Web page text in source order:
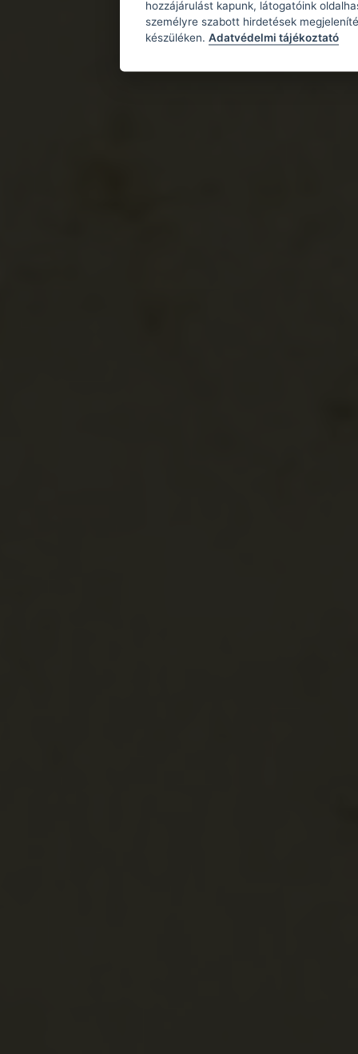
hozzájárulást kapunk, látogatóink
személyre szabott hirdetések
készüléken. Adatvédelmi tájékoztató